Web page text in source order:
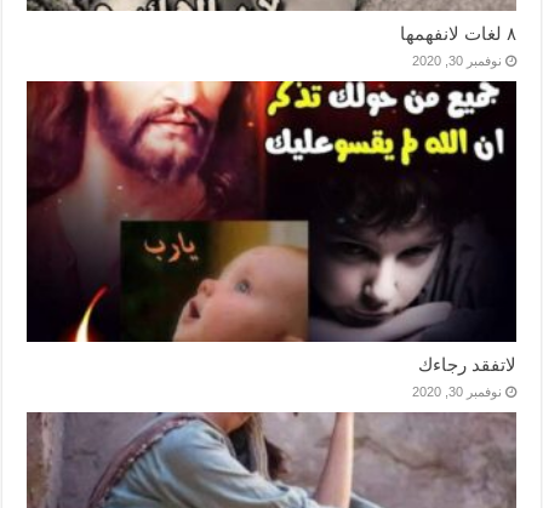
٨ لغات لانفهمها
نوفمبر 30, 2020
لاتفقد رجاءك
نوفمبر 30, 2020